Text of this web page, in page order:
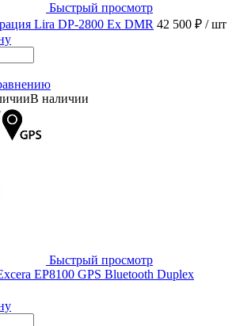
Быстрый просмотр
Lira DP-2800 Ex DMR 42 500 ₽ / шт
В наличии
Быстрый просмотр
EP8100 GPS Bluetooth Duplex